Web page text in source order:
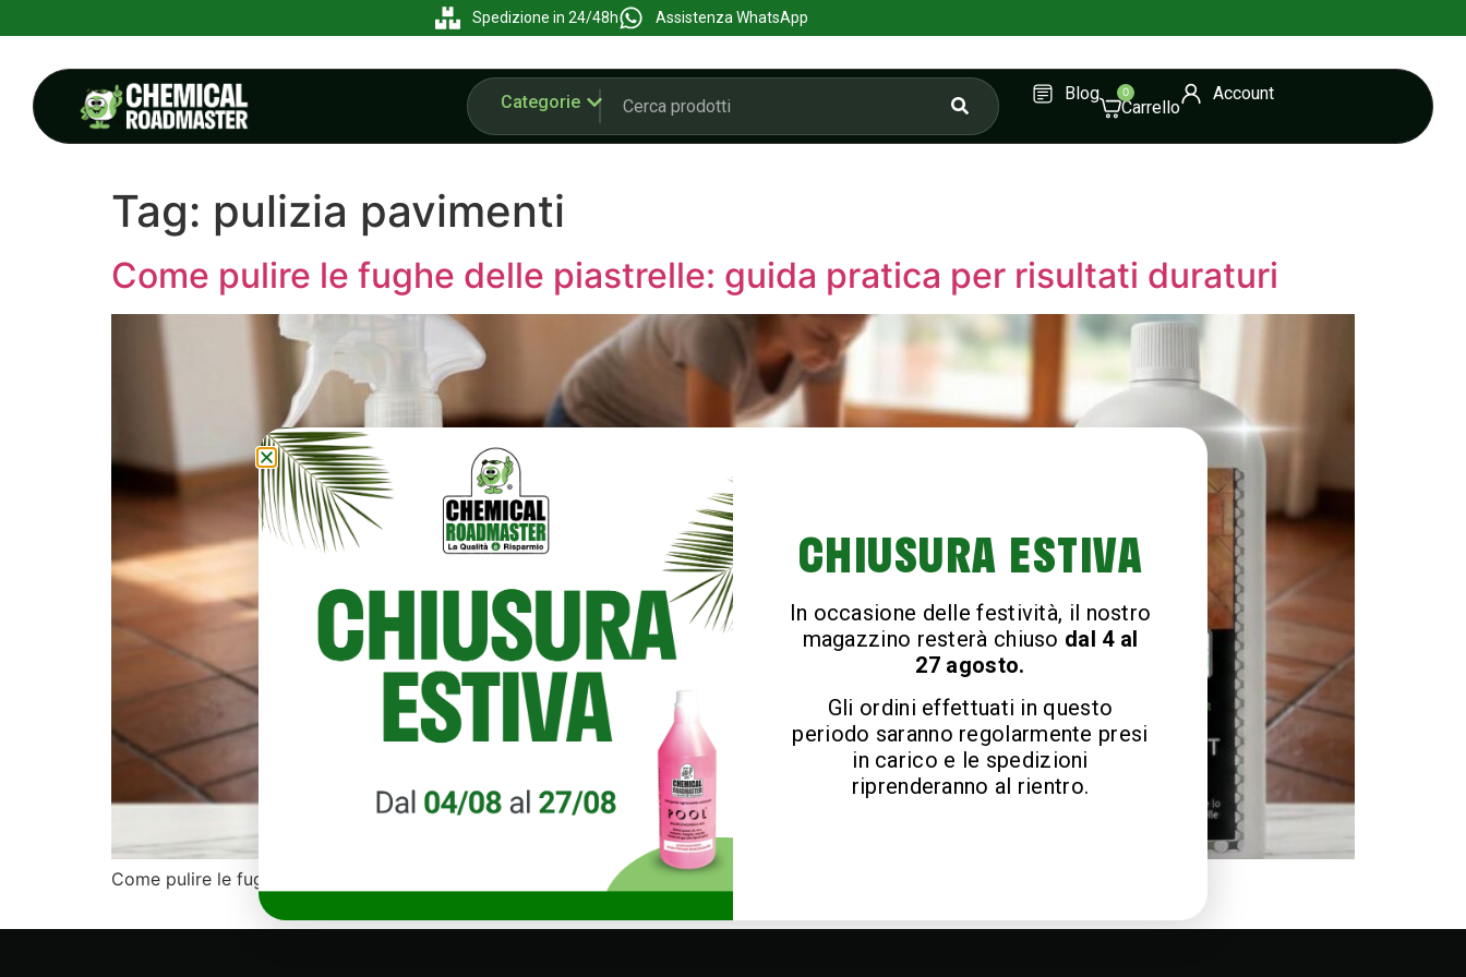
Spedizione in 24/48h Assistenza WhatsApp
Categorie Blog 0 Account
Tag: pulizia pavimenti
Come pulire le fughe delle piastrelle: guida pratica per risultati duraturi
Come pulire le fughe delle piastrelle in modo efficace con detergenti specifici per fughe e consigli per eliminare sporco e segni neri.
CHIUSURA ESTIVA
In occasione delle festività, il nostro
magazzino resterà chiuso dal 4 al
27 agosto.
Gli ordini effettuati in questo
periodo saranno regolarmente presi
in carico e le spedizioni
riprenderanno al rientro.